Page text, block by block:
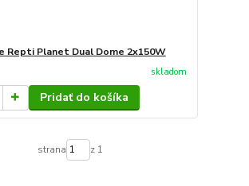
Repti Planet Dual Dome 2x150W
skladom
Pridať do košíka
strana z 1